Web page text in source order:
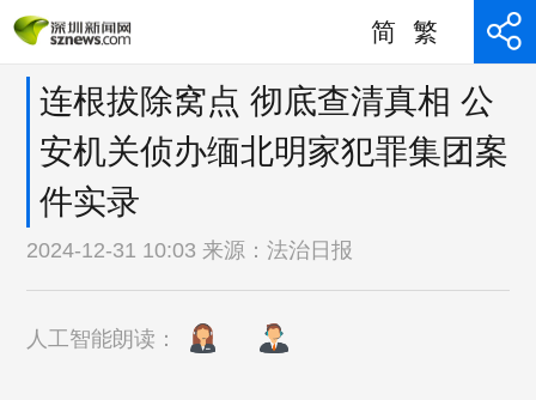
简 繁
连根拔除窝点 彻底查清真相 公
安机关侦办缅北明家犯罪集团案
件实录
2024-12-31 10:03 来源：法治日报
人工智能朗读：